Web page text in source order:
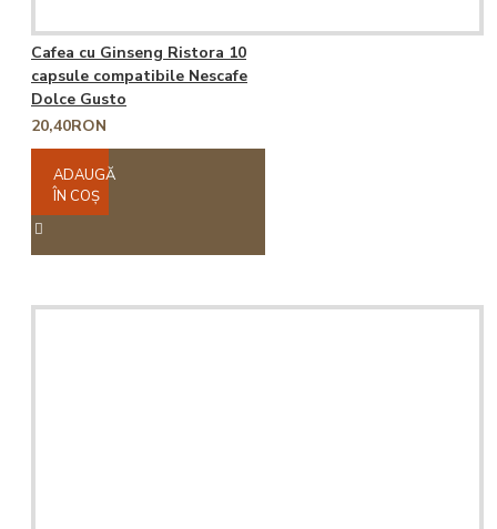
Cafea cu Ginseng Ristora 10
capsule compatibile Nescafe
Dolce Gusto
20,40RON
ADAUGĂ
ÎN COŞ